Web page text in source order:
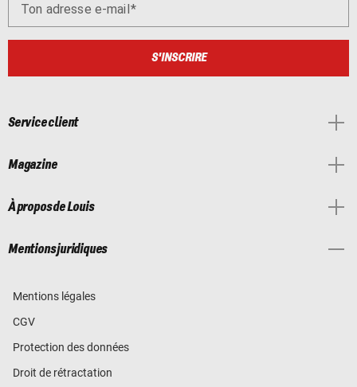
Ton adresse e-mail
S'INSCRIRE
Service client
Magazine
À propos de Louis
Mentions juridiques
Mentions légales
CGV
Protection des données
Droit de rétractation